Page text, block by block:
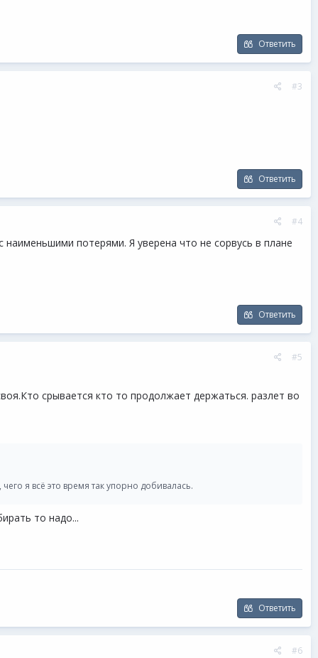
Ответить
#3
Ответить
#4
потерями. Я уверена что не сорвусь в плане
Ответить
#5
срывается кто то продолжает держаться. разлет во
я всё это время так упорно добивалась.
то надо...
Ответить
#6